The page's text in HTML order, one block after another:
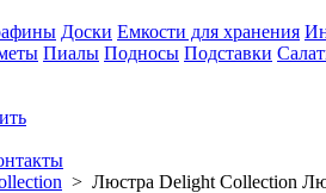
Доски Емкости для хранения
Пиалы Подносы Подставки
> Люстра Delight Collection